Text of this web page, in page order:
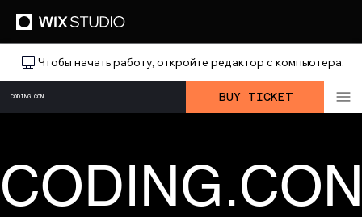
Чтобы начать работу, откройте редактор с компьютера.